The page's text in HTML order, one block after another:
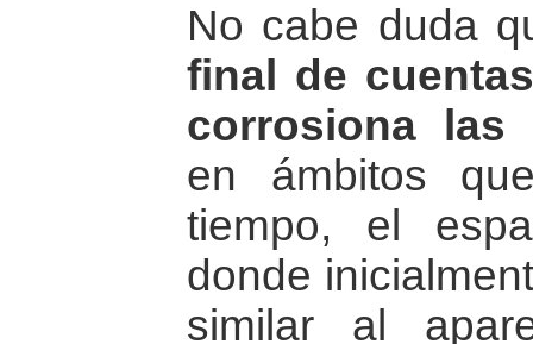
No cabe duda
final de
corrosiona las
en ámbitos
tiempo, el
donde
similar al